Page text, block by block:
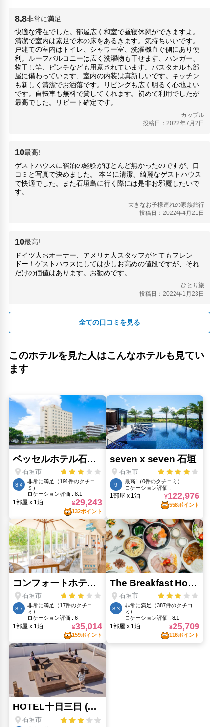
8.8非常に満足
快適な滞在でした。部屋広く和室で昼寝休憩ができますよ。
清潔で室内は素足で木の床をあるきます。気持ちいいです。
戸建ての室内はトイレ、シャワー室、洗濯機直ぐ側にあり便
利。ルーフバルコニーは広く洗濯物も干せます、ハンガー、
物干し竿、ピンチなども用意されています。バスタオルも部
屋に備わっています、室内の内装は真新しいです。キッチン
も新しく清潔でお洒落です。リビングも広く明るく心地よい
です。自転車も無料で貸してくれます。初めて利用でしたが
最高でした。リピート確定です。
カップル
投稿日：2022年7月2日
10最高!
ゲストハウスに宿泊の経験がほとんど無かったのですが、口
コミと写真で決めました。 本当に清潔、綺麗なゲストハウス
で快適でした。また石垣島に行く際には是非お邪魔したいで
す。
大きなお子様連れの家族旅行
投稿日：2022年4月21日
10最高!
ドイツ人おオーナー、アメリカ人スタッフがとてもフレン
ドー！ゲストハウスにしては少しお高めの値段ですが、それ
だけの価値はあります。お勧めです。
ひとり旅
投稿日：2022年1月23日
全ての口コミを見る
このホテルを見た人はこんなホテルも見てい
ます